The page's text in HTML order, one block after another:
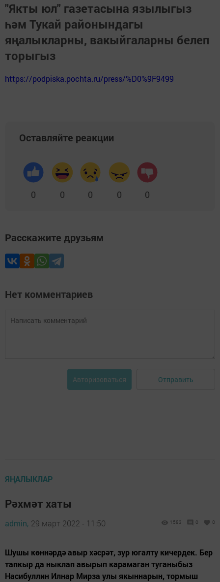
"Якты юл" газетасына язылыгыз
һәм Тукай районындагы
яңалыкларны, вакыйгаларны белеп
торыгыз
https://podpiska.pochta.ru/press/%D0%9F9499
Оставляйте реакции
0 0 0 0 0
Расскажите друзьям
Нет комментариев
Авторизоваться Отправить
ЯҢАЛЫКЛАР
Рәхмәт хаты
admin, 29 март 2022 - 11:50 1583 0 0
Шушы көннәрдә авыр хәсрәт, зур югалту кичердек. Бер
тапкыр да ныклап авырып карамаган туганыбыз
Насибуллин Илнар Мирза улы якыннарын, тормыш